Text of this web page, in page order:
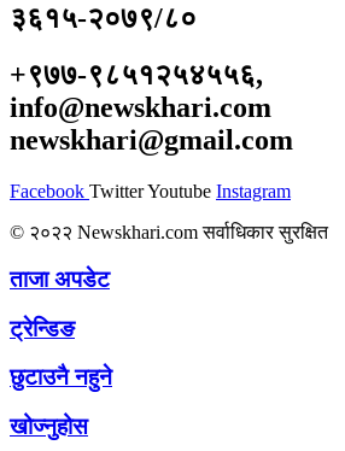
३६१५-२०७९/८०
+९७७-९८५१२५४५५६,
info@newskhari.com
newskhari@gmail.com
Facebook TwitterYoutube Instagram
© २०२२ Newskhari.com सर्वाधिकार सुरक्षित
ताजा अपडेट
ट्रेन्डिङ
छुटाउनै नहुने
खोज्नुहोस